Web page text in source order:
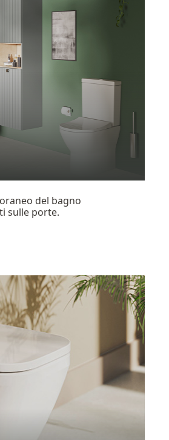
del bagno
sulle porte.